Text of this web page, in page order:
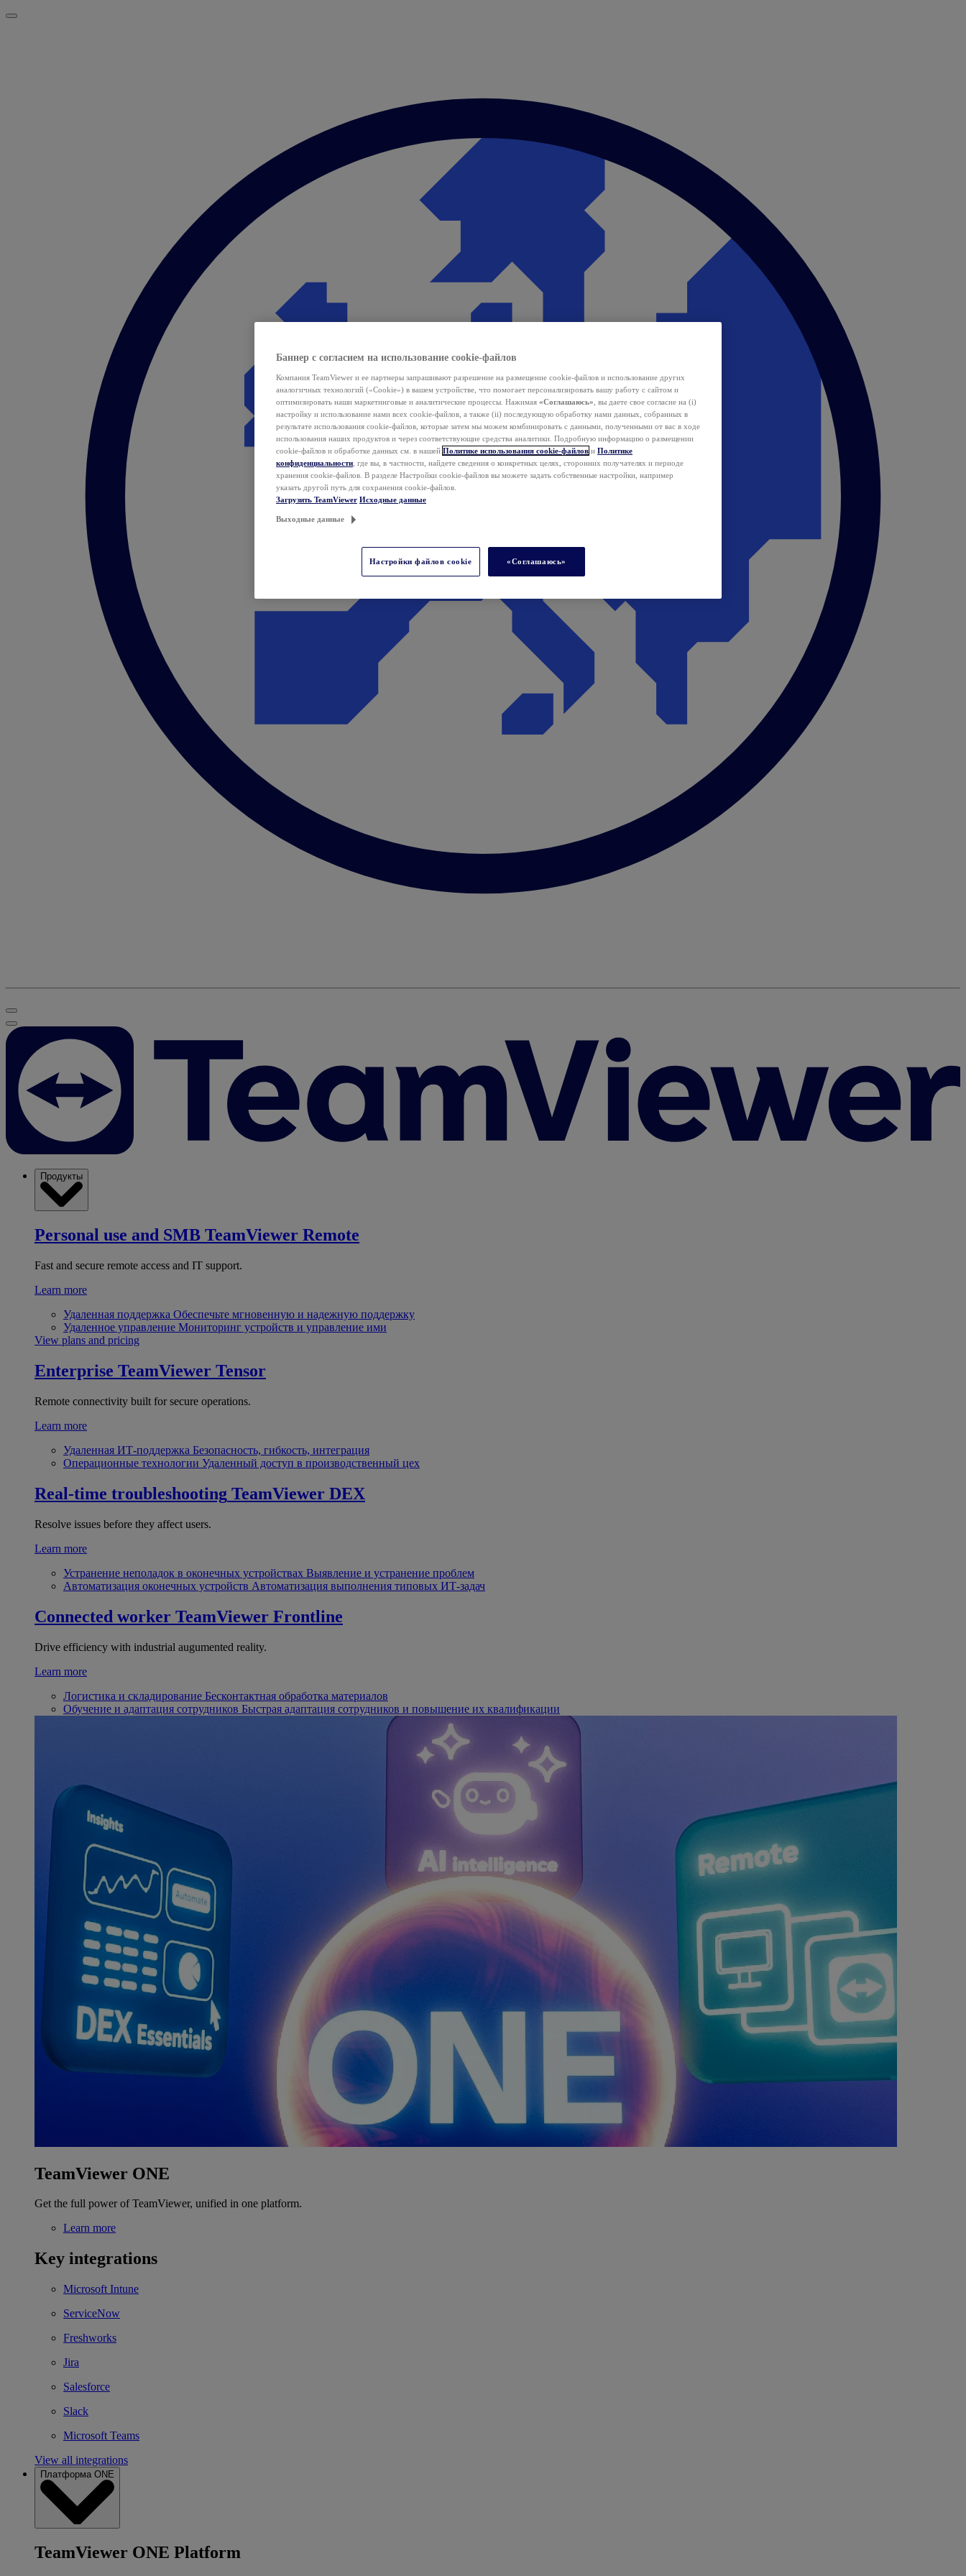
Продукты
Personal use and SMB TeamViewer Remote
Fast and secure remote access and IT support.
Learn more
Удаленная поддержка Обеспечьте мгновенную и надежную поддержку
Удаленное управление Мониторинг устройств и управление ими
View plans and pricing
Enterprise TeamViewer Tensor
Remote connectivity built for secure operations.
Learn more
Удаленная ИТ-поддержка Безопасность, гибкость, интеграция
Операционные технологии Удаленный доступ в производственный цех
Real-time troubleshooting TeamViewer DEX
Resolve issues before they affect users.
Learn more
Устранение неполадок в оконечных устройствах Выявление и устранение проблем
Автоматизация оконечных устройств Автоматизация выполнения типовых ИТ-задач
Connected worker TeamViewer Frontline
Drive efficiency with industrial augumented reality.
Learn more
Логистика и складирование Бесконтактная обработка материалов
Обучение и адаптация сотрудников Быстрая адаптация сотрудников и повышение их квалификации
TeamViewer ONE
Get the full power of TeamViewer, unified in one platform.
Learn more
Key integrations
Microsoft Intune
ServiceNow
Freshworks
Jira
Salesforce
Slack
Microsoft Teams
View all integrations
Платформа ONE
TeamViewer ONE Platform
Баннер с согласием на использование cookie-файлов
Компания TeamViewer и ее партнеры запрашивают разрешение на размещение cookie-файлов и использование других
аналогичных технологий («Cookie») в вашем устройстве, что помогает персонализировать вашу работу с сайтом и
оптимизировать наши маркетинговые и аналитические процессы. Нажимая «Соглашаюсь» , вы даете свое согласие на (i)
настройку и использование нами всех cookie-файлов, а также (ii) последующую обработку нами данных, собранных в
результате использования cookie-файлов, которые затем мы можем комбинировать с данными, полученными от вас в ходе
использования наших продуктов и через соответствующие средства аналитики. Подробную информацию о размещении
cookie-файлов и обработке данных см. в нашей Политике использования cookie-файлов и Политике
конфиденциальности , где вы, в частности, найдете сведения о конкретных целях, сторонних получателях и периоде
хранения cookie-файлов. В разделе Настройки cookie-файлов вы можете задать собственные настройки, например
указать другой путь для сохранения cookie-файлов.
Загрузить TeamViewer Исходные данные
Выходные данные
Настройки файлов cookie «Соглашаюсь»